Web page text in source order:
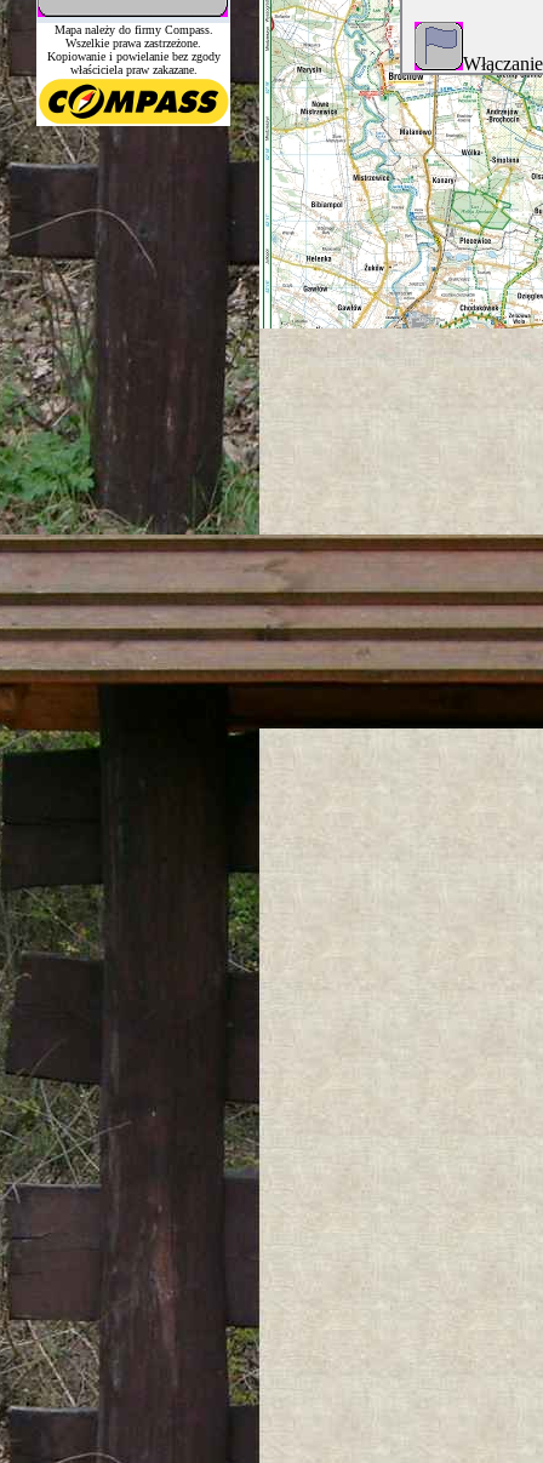
nawigacji).
1) Włączone
kliknięciem
2) połowicznie
samo tylko że
3) Wyłączona
° Mapa
SKALA 1:50
"Compass"
Kopiowanie i
praw zakazane.
w celu
kopiowania).
Treść mapy nie
Znaczniki
prawami
Mapa należy do firmy Compass.
Wszelkie prawa zastrzeżone.
Kopiowanie i powielanie bez zgody
właściciela praw zakazane.